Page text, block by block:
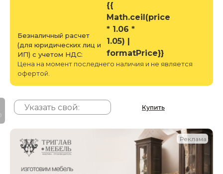
Безналичный расчет
(для юридических лиц и
ИП) с учетом НДС:
{{
Math.ceil(price
* 1.06 *
1.05) |
formatPrice}}
Цена на момент последнего наличия и не является
офертой.
Купить
Реклама